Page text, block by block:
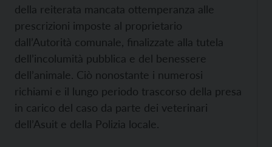
della reiterata mancata ottemperanza alle
prescrizioni imposte al proprietario
dall’Autorità comunale, finalizzate alla tutela
dell’incolumità pubblica e del benessere
dell’animale. Ciò nonostante i numerosi
richiami e il lungo periodo trascorso della presa
in carico del caso da parte dei veterinari
dell’Asuit e della Polizia locale.